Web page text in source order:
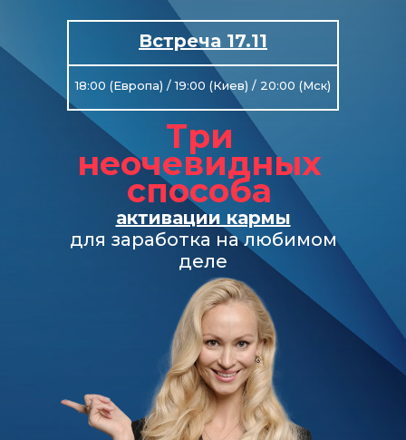
Три
неочевидных
способа
активации кармы
для заработка на любимом
деле
Встреча 17.11
18:00 (Европа) / 19:00 (Киев) / 20:00 (Мск)